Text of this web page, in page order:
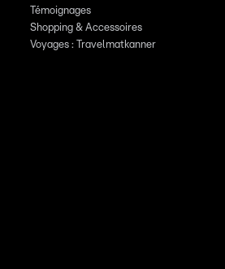
Témoignages
Shopping & Accessoires
Voyages : Travelmatkanner